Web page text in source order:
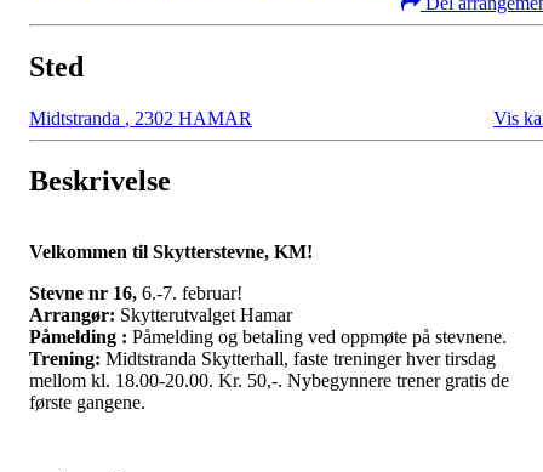
Sted
Midtstranda , 2302 HAMAR Vis
Beskrivelse
Velkommen til Skytterstevne, KM!
Stevne nr 16, 6.-7. februar!
Arrangør: Skytterutvalget Hamar
Påmelding : Påmelding og betaling ved oppmøte på stevnene.
Trening: Midtstranda Skytterhall, faste treninger hver tirsdag
mellom kl. 18.00-20.00. Kr. 50,-. Nybegynnere trener gratis de
første gangene.